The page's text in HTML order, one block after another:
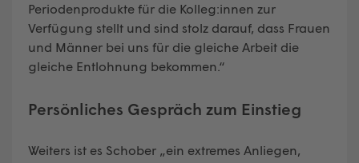
Periodenprodukte für die Kolleg:innen zur
Verfügung stellt und sind stolz darauf, dass Frauen
und Männer bei uns für die gleiche Arbeit die
gleiche Entlohnung bekommen.“
Persönliches Gespräch zum Einstieg
Weiters ist es Schober „ein extremes Anliegen,